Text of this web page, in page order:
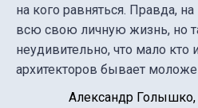
на кого равняться. Правда,
всю свою личную жизнь, но
неудивительно, что мало кто
архитекторов бывает моложе
Александр Голышко,